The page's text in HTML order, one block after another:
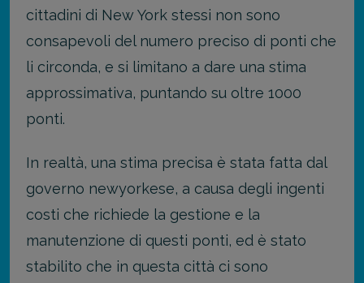
cittadini di New York stessi non sono
consapevoli del numero preciso di ponti che
li circonda, e si limitano a dare una stima
approssimativa, puntando su oltre 1000
ponti.
In realtà, una stima precisa è stata fatta dal
governo newyorkese, a causa degli ingenti
costi che richiede la gestione e la
manutenzione di questi ponti, ed è stato
stabilito che in questa città ci sono